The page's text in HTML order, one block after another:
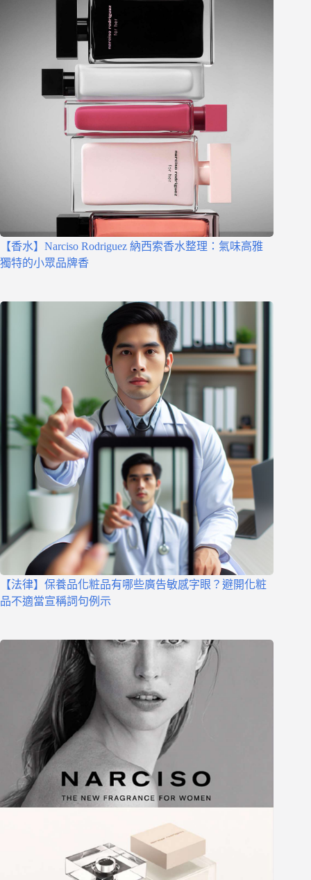
【香水】Narciso Rodriguez 納西索香水整理：氣味高雅
獨特的小眾品牌香
【法律】保養品化粧品有哪些廣告敏感字眼？避開化粧
品不適當宣稱詞句例示